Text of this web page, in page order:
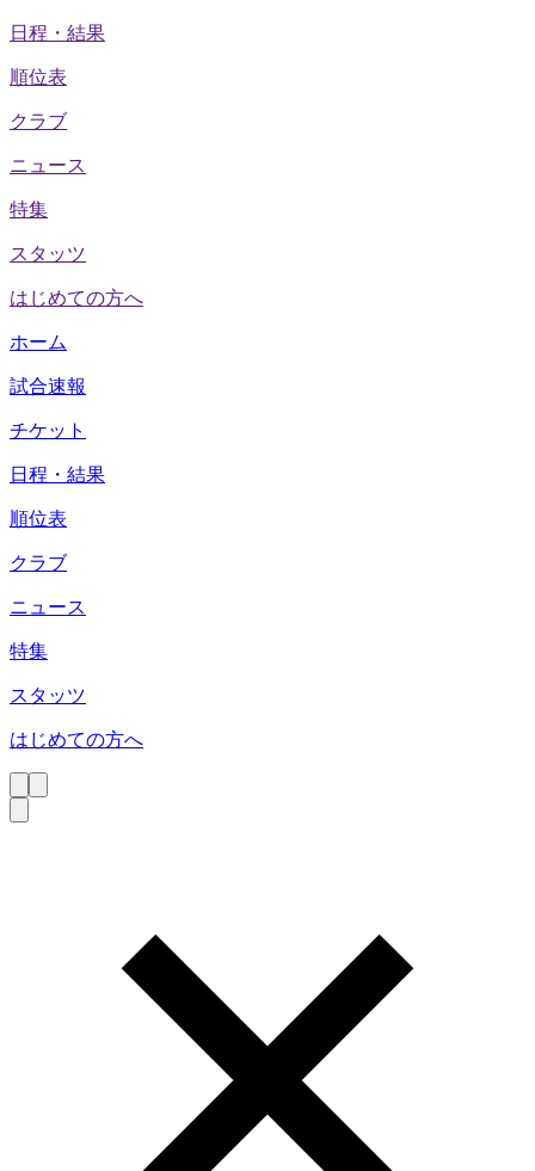
日程・結果
順位表
クラブ
ニュース
特集
スタッツ
はじめての方へ
ホーム
試合速報
チケット
日程・結果
順位表
クラブ
ニュース
特集
スタッツ
はじめての方へ